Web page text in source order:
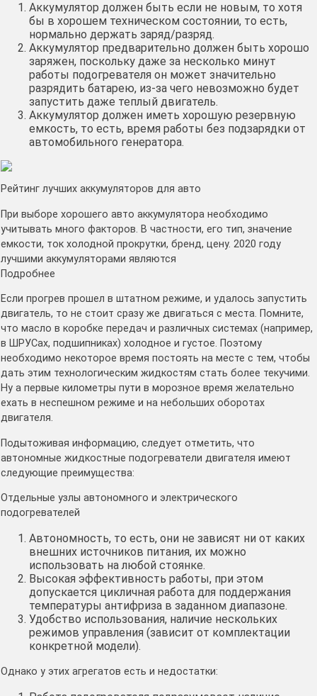
Аккумулятор должен быть если не новым, то хотя
бы в хорошем техническом состоянии, то есть,
нормально держать заряд/разряд.
Аккумулятор предварительно должен быть хорошо
заряжен, поскольку даже за несколько минут
работы подогревателя он может значительно
разрядить батарею, из-за чего невозможно будет
запустить даже теплый двигатель.
Аккумулятор должен иметь хорошую резервную
емкость, то есть, время работы без подзарядки от
автомобильного генератора.
Рейтинг лучших аккумуляторов для авто
При выборе хорошего авто аккумулятора необходимо
учитывать много факторов. В частности, его тип, значение
емкости, ток холодной прокрутки, бренд, цену. 2020 году
лучшими аккумуляторами являются
Подробнее
Если прогрев прошел в штатном режиме, и удалось запустить
двигатель, то не стоит сразу же двигаться с места. Помните,
что масло в коробке передач и различных системах (например,
в ШРУСах, подшипниках) холодное и густое. Поэтому
необходимо некоторое время постоять на месте с тем, чтобы
дать этим технологическим жидкостям стать более текучими.
Ну а первые километры пути в морозное время желательно
ехать в неспешном режиме и на небольших оборотах
двигателя.
Подытоживая информацию, следует отметить, что
автономные жидкостные подогреватели двигателя имеют
следующие преимущества:
Отдельные узлы автономного и электрического
подогревателей
Автономность, то есть, они не зависят ни от каких
внешних источников питания, их можно
использовать на любой стоянке.
Высокая эффективность работы, при этом
допускается цикличная работа для поддержания
температуры антифриза в заданном диапазоне.
Удобство использования, наличие нескольких
режимов управления (зависит от комплектации
конкретной модели).
Однако у этих агрегатов есть и недостатки: